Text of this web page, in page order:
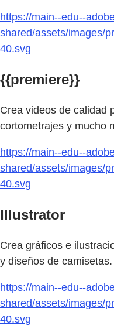
https://main--edu--
shared/assets/images/
40.svg
{{premiere}}
Crea videos de calidad
cortometrajes y mucho
https://main--edu--
shared/assets/images/
40.svg
Illustrator
Crea gráficos e
y diseños de camisetas.
https://main--edu--
shared/assets/images/
40.svg